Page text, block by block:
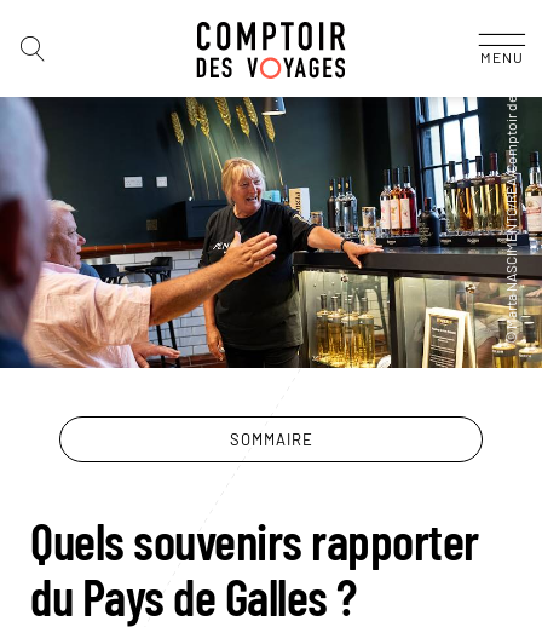
MENU
SOMMAIRE
Quels souvenirs rapporter
du Pays de Galles ?